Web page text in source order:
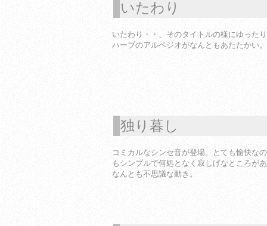
いたわり
いたわり・・、そのタイトルの様にゆった
ハープのアルペジオがなんともあたたかい。
独り暮し
コミカルなシンセ音が登場。とても愉快な
もシンプルで何処となく寂しげなところが
なんとも不思議な動き。